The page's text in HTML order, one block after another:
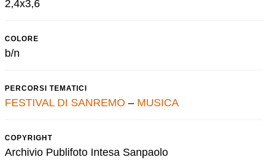
2,4x3,6
COLORE
b/n
PERCORSI TEMATICI
FESTIVAL DI SANREMO – MUSICA
COPYRIGHT
Archivio Publifoto Intesa Sanpaolo